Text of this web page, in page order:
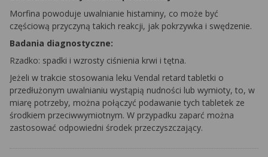
Morfina powoduje uwalnianie histaminy, co może być
częściową przyczyną takich reakcji, jak pokrzywka i swędzenie.
Badania diagnostyczne:
Rzadko: spadki i wzrosty ciśnienia krwi i tętna.
Jeżeli w trakcie stosowania leku Vendal retard tabletki o
przedłużonym uwalnianiu wystąpią nudności lub wymioty, to, w
miarę potrzeby, można połączyć podawanie tych tabletek ze
środkiem przeciwwymiotnym. W przypadku zaparć można
zastosować odpowiedni środek przeczyszczający.